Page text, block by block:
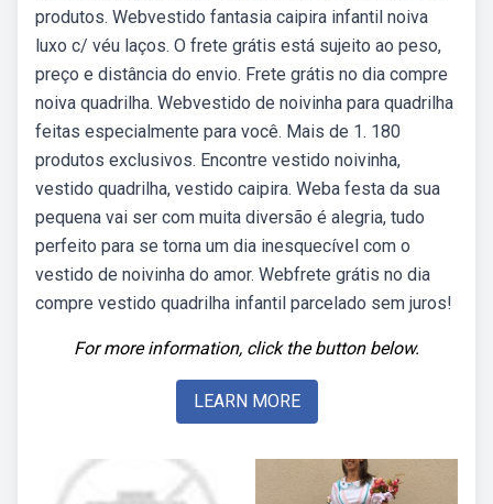
produtos. Webvestido fantasia caipira infantil noiva
luxo c/ véu laços. O frete grátis está sujeito ao peso,
preço e distância do envio. Frete grátis no dia compre
noiva quadrilha. Webvestido de noivinha para quadrilha
feitas especialmente para você. Mais de 1. 180
produtos exclusivos. Encontre vestido noivinha,
vestido quadrilha, vestido caipira. Weba festa da sua
pequena vai ser com muita diversão é alegria, tudo
perfeito para se torna um dia inesquecível com o
vestido de noivinha do amor. Webfrete grátis no dia
compre vestido quadrilha infantil parcelado sem juros!
For more information, click the button below.
LEARN MORE